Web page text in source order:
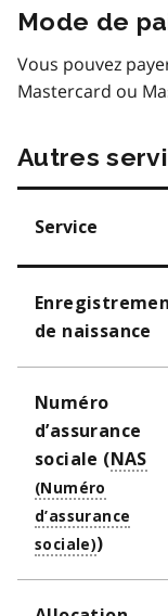
Mode de
Vous pouvez
Mastercard ou
Autres
Service
de naissance
Numéro
d’assurance
sociale (NAS
)